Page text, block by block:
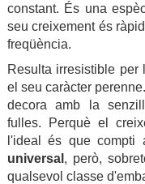
constant. És una
seu creixement és
freqüència.
Resulta irresistible
el seu caràcter
decora amb la
fulles. Perquè el
l'ideal és que compti
universal , però,
qualsevol classe